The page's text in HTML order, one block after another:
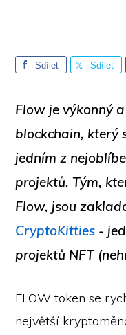
Sdílet Sdílet
Flow je výkonný
blockchain, který
jedním z
projektů. Tým,
Flow, jsou
CryptoKitties -
projektů NFT
FLOW token se
největší